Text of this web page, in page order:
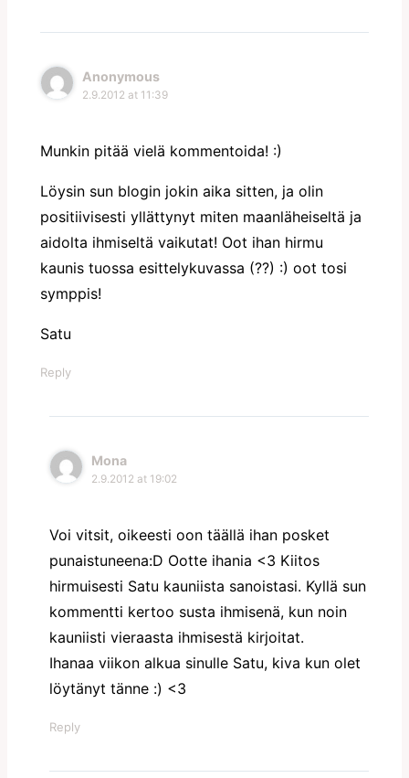
Anonymous
2.9.2012 at 11:39
Munkin pitää vielä kommentoida! :)
Löysin sun blogin jokin aika sitten, ja olin
positiivisesti yllättynyt miten maanläheiseltä ja
aidolta ihmiseltä vaikutat! Oot ihan hirmu
kaunis tuossa esittelykuvassa (??) :) oot tosi
symppis!
Satu
Reply
Mona
2.9.2012 at 19:02
Voi vitsit, oikeesti oon täällä ihan posket
punaistuneena:D Ootte ihania <3 Kiitos
hirmuisesti Satu kauniista sanoistasi. Kyllä sun
kommentti kertoo susta ihmisenä, kun noin
kauniisti vieraasta ihmisestä kirjoitat.
Ihanaa viikon alkua sinulle Satu, kiva kun olet
löytänyt tänne :) <3
Reply